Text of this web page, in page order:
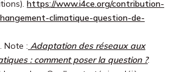
https://www.i4ce.org/contribution-
climatique-question-de-
Note : Adaptation des réseaux aux
: comment poser la question ?.